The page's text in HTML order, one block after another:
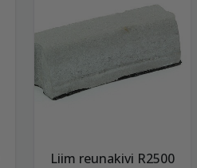
Liim reunakivi R2500